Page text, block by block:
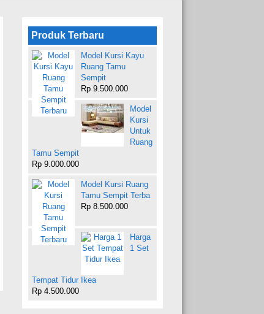
Produk Terbaru
Model Kursi Kayu
Ruang Tamu
Sempit
Rp 9.500.000
Model
Kursi
Untuk
Ruang
Tamu Sempit
Rp 9.000.000
Model Kursi Ruang
Tamu Sempit Terba
Rp 8.500.000
Harga
1 Set
Tempat Tidur Ikea
Rp 4.500.000